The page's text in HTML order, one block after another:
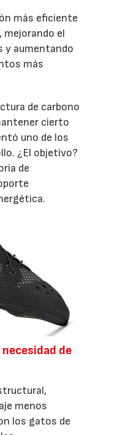
más eficiente
mejorando el
y aumentando
más
de carbono
cierto
uno de los
¿El objetivo?
de
de
menos
los gatos de